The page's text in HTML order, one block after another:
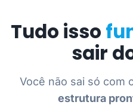
Tudo isso
sair
Você não sai só com
estrutura